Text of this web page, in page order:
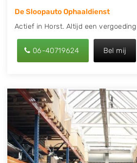
De Sloopauto Ophaaldienst
Actief in Horst. Altijd een
06-40719624 Bel mij